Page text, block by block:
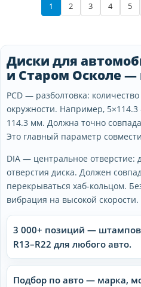
1 2 3 4 5
Диски для
и Старом Осколе —
PCD — разболтовка:
окружности. Например,
114.3 мм. Должна точно
Это главный параметр
DIA — центральное отверстие:
отверстия диска. Должен
перекрываться хаб-кольцом.
вибрация на высокой скорости.
3 000+ позиций —
R13–R22 для любого авто.
Подбор по авто — марка,